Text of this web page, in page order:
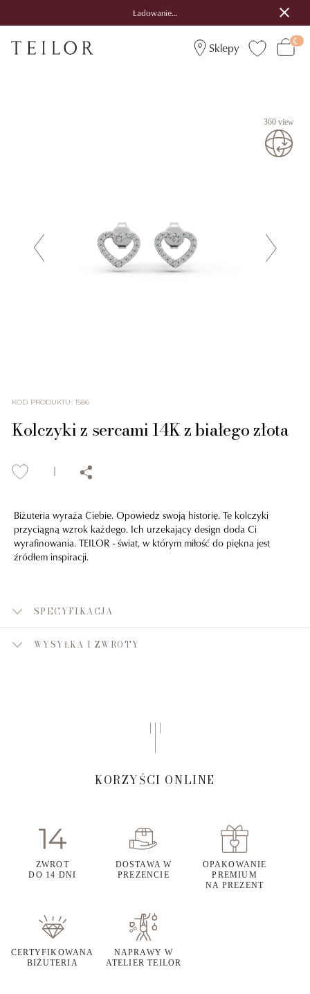
Ładowanie...
Sklepy
360 view
KOD PRODUKTU: 1586
Kolczyki z sercami 14K z białego złota
Biżuteria wyraża Ciebie. Opowiedz swoją historię. Te kolczyki
przyciągną wzrok każdego. Ich urzekający design doda Ci
wyrafinowania. TEILOR - świat, w którym miłość do piękna jest
źródłem inspiracji.
SPECYFIKACJA
WYSYŁKA I ZWROTY
KORZYŚCI ONLINE
ZWROT
DO 14 DNI
DOSTAWA W
PREZENCIE
OPAKOWANIE
PREMIUM
NA PREZENT
CERTYFIKOWANA
BIŻUTERIA
NAPRAWY W
ATELIER TEILOR